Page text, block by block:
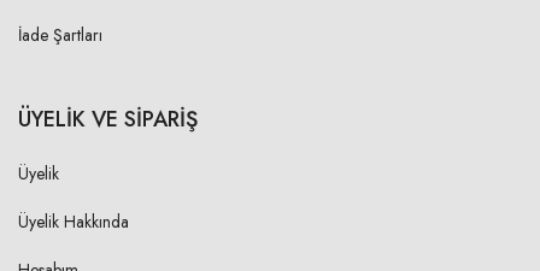
İade Şartları
ÜYELİK VE SİPARİŞ
Üyelik
Üyelik Hakkında